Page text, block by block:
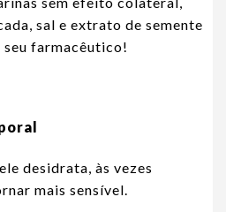
sal e extrato de semente
seu farmacêutico!
desidrata, às vezes
mais sensível.